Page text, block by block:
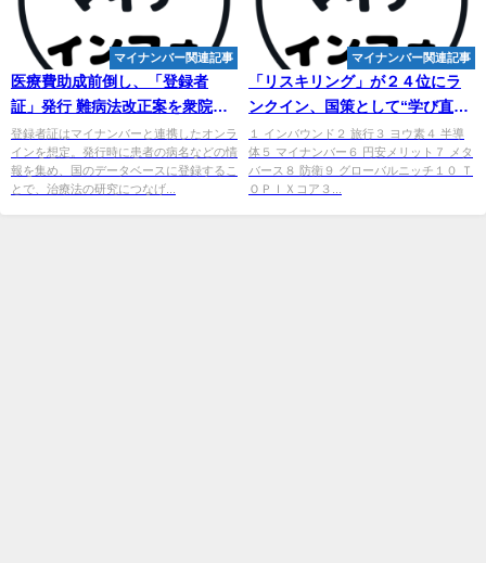
マイナンバー関連記事
医療費助成前倒し、「登録者
証」発行 難病法改正案を衆院厚
労委可決 - Yahoo!ニュース
登録者証はマイナンバーと連携したオンラ
インを想定。発行時に患者の病名などの情
報を集め、国のデータベースに登録するこ
とで、治療法の研究につなげ...
マイナンバー関連記事
「リスキリング」が２４位にラ
ンクイン、国策として“学び直
し”への関心高まる＜注目テーマ
１ インバウンド２ 旅行３ ヨウ素４ 半導
体５ マイナンバー６ 円安メリット７ メタ
バース８ 防衛９ グローバルニッチ１０ Ｔ
ＯＰＩＸコア３...